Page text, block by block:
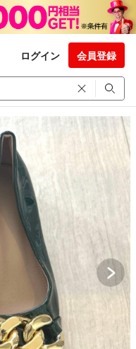
ログイン 会員登録